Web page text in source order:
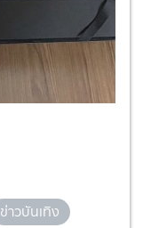
ข่าวบันเทิง